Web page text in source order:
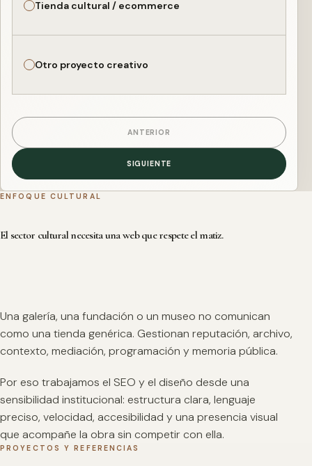
Tienda cultural / ecommerce
Otro proyecto creativo
ANTERIOR
SIGUIENTE
ENFOQUE CULTURAL
El sector cultural necesita una web que respete el matiz.
Una galería, una fundación o un museo no comunican
como una tienda genérica. Gestionan reputación, archivo,
contexto, mediación, programación y memoria pública.
Por eso trabajamos el SEO y el diseño desde una
sensibilidad institucional: estructura clara, lenguaje
preciso, velocidad, accesibilidad y una presencia visual
que acompañe la obra sin competir con ella.
PROYECTOS Y REFERENCIAS